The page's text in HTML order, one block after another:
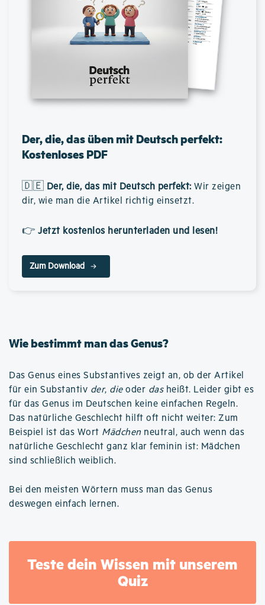
Der, die, das üben mit Deutsch perfekt:
Kostenloses PDF
🇩🇪 Der, die, das mit Deutsch perfekt: Wir zeigen
dir, wie man die Artikel richtig einsetzt.
👉 Jetzt kostenlos herunterladen und lesen!
Zum Download
Wie bestimmt man das Genus?
Das Genus eines Substantives zeigt an, ob der Artikel
für ein Substantiv der, dieoder dasheißt. Leider gibt es
für das Genus im Deutschen keine einfachen Regeln.
Das natürliche Geschlecht hilft oft nicht weiter: Zum
Beispiel ist das Wort Mädchen neutral, auch wenn das
natürliche Geschlecht ganz klar feminin ist: Mädchen
sind schließlich weiblich.
Bei den meisten Wörtern muss man das Genus
deswegen einfach lernen.
Teste dein Wissen mit unserem
Quiz